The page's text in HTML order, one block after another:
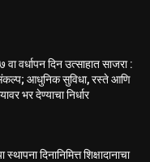
वर्धापन दिन उत्साहात साजरा :
संकल्प; आधुनिक सुविधा, रस्ते आणि
भर देण्याचा निर्धार
दिनानिमित्त शिक्षादानाचा